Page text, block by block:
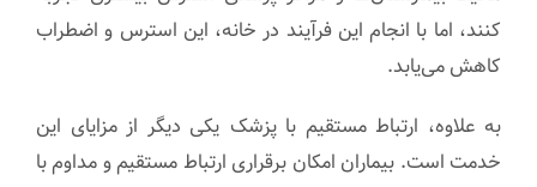
کنند، اما با انجام این فرآیند در خانه، این استرس و اضطراب
کاهش می‌یابد.
به علاوه، ارتباط مستقیم با پزشک یکی دیگر از مزایای این
خدمت است. بیماران امکان برقراری ارتباط مستقیم و مداوم با